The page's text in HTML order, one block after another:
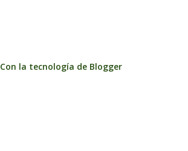
Con la tecnología de Blogger